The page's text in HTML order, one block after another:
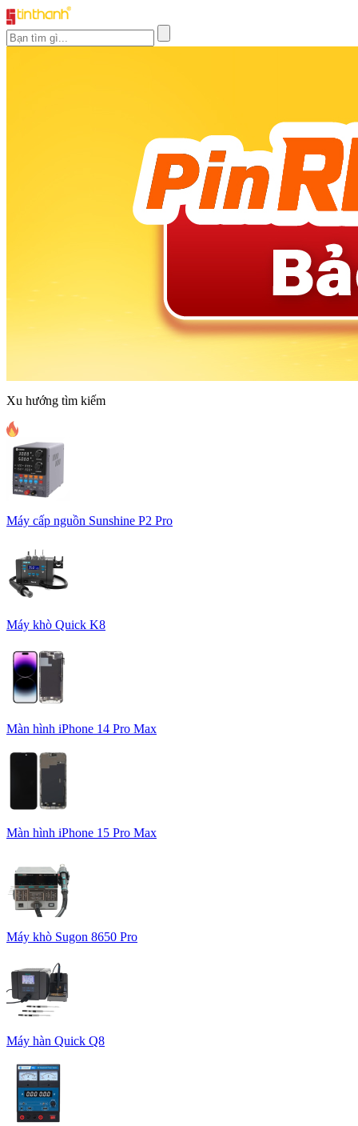
Xu hướng tìm kiếm
Máy cấp nguồn Sunshine P2 Pro
Máy khò Quick K8
Màn hình iPhone 14 Pro Max
Màn hình iPhone 15 Pro Max
Máy khò Sugon 8650 Pro
Máy hàn Quick Q8